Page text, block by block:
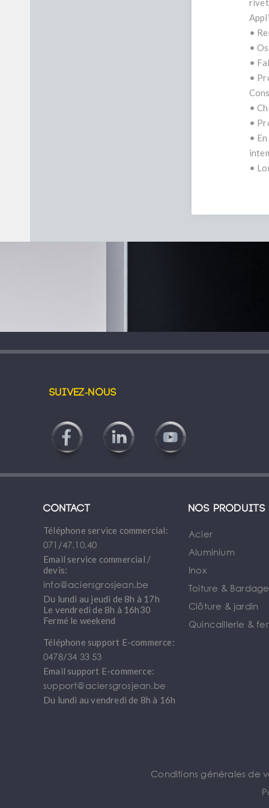
•
•
•
•
•
•
•
•
Suivez-nous
Contact
Téléphone service commercial:
071/47.10.40
Email service commercial /
devis:
info@aciersgrosjean.be
Du lundi au jeudi de 8h à 17h
Le vendredi de 8h à 16h30
Fermé le weekend
Téléphone support E-commerce:
0478/34 33 53
Email support E-commerce:
support@aciersgrosjean.be
Du lundi au vendredi de 8h à 16h
Nos produits
Acier
Aluminium
Inox
Toiture & Bardage
Clôture & jardin
Quincaillerie &
Conditions générales de